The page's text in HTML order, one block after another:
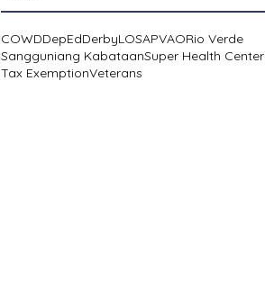
COWDDepEdDerbyLOSAPVAORio Verde
Sangguniang KabataanSuper Health Center
Tax ExemptionVeterans